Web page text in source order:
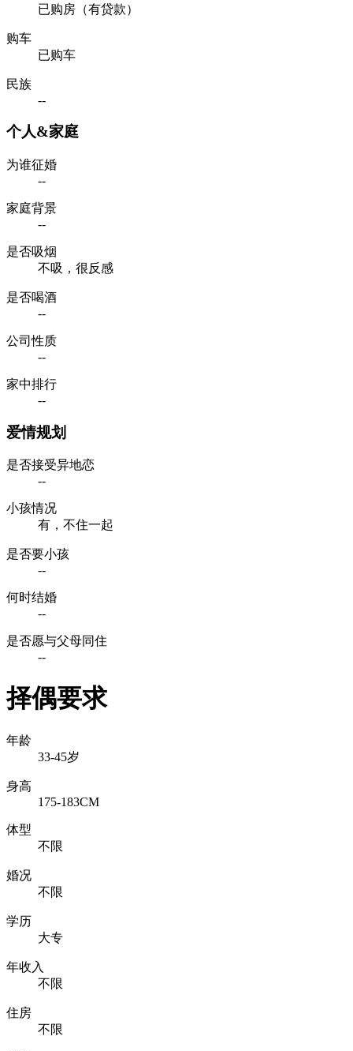
已购房（有贷款）
购车
已购车
民族
--
个人&家庭
为谁征婚
--
家庭背景
--
是否吸烟
不吸，很反感
是否喝酒
--
公司性质
--
家中排行
--
爱情规划
是否接受异地恋
--
小孩情况
有，不住一起
是否要小孩
--
何时结婚
--
是否愿与父母同住
--
择偶要求
年龄
33-45岁
身高
175-183CM
体型
不限
婚况
不限
学历
大专
年收入
不限
住房
不限